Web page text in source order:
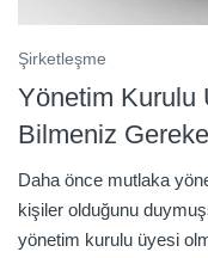
Şirketleşme
Yönetim Kurulu
Bilmeniz
Daha önce mutlaka
kişiler olduğunu
yönetim kurulu üyesi